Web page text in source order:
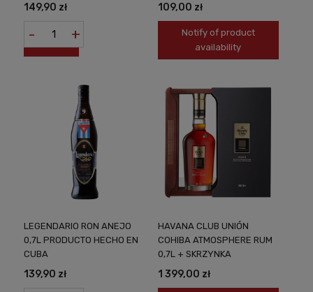
149,90 zł
- +
109,00 zł
Notify of product
availability
LEGENDARIO RON ANEJO
0,7L PRODUCTO HECHO EN
CUBA
139,90 zł
HAVANA CLUB UNIÓN
COHIBA ATMOSPHERE RUM
0,7L + SKRZYNKA
1 399,00 zł